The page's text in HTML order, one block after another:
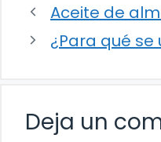
Aceite de
¿Para qué se
Deja un